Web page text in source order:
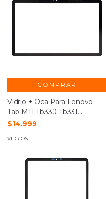
COMPRAR
Vidrio + Oca Para Lenovo
Tab M11 Tb330 Tb331
Tb330fu
$14.999
VIDRIOS